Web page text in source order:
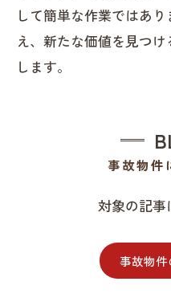
して簡単な作業ではあ
え、新たな価値を見つ
します。
事故物件
対象の記
事故物